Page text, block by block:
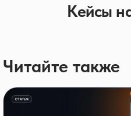
Кейсы
Читайте также